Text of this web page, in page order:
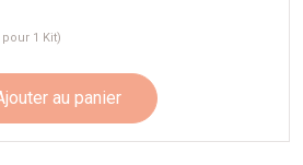
pour 1 Kit)
au panier